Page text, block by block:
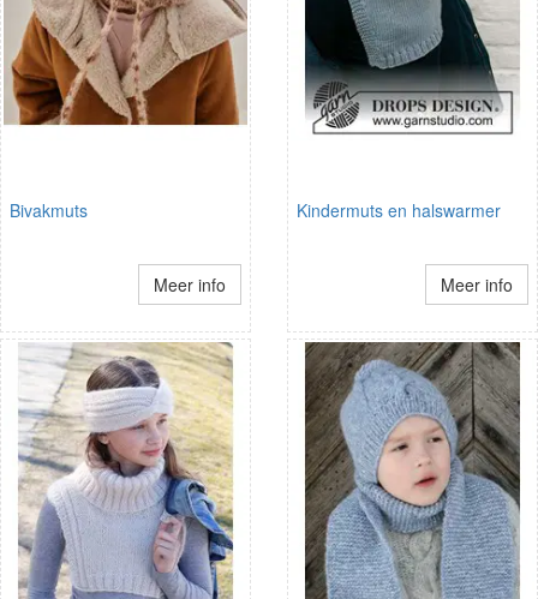
Bivakmuts
Meer info
Kindermuts en halswarmer
Meer info